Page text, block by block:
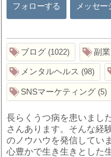
フォローする メッセー
ブログ 1022 副業
メンタルヘルス 98
SNSマーケティング 5
長らくうつ病を患いまし
さんあります。そんな経
のノウハウを発信してい
心豊かで生き生きとした